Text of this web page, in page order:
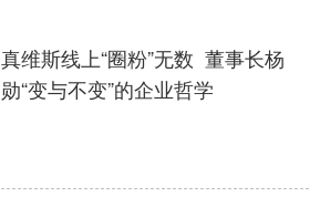
真维斯线上“圈粉”无数 董事长杨
勋“变与不变”的企业哲学